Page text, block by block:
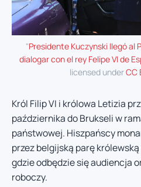
"Presidente Kuczynski llegó al
dialogar con el rey Felipe VI de
licensed underCC
Król Filip VI i królowa Letizia
października do Brukseli w
państwowej. Hiszpańscy
przez belgijską parę
gdzie odbędzie się audiencja
roboczy.